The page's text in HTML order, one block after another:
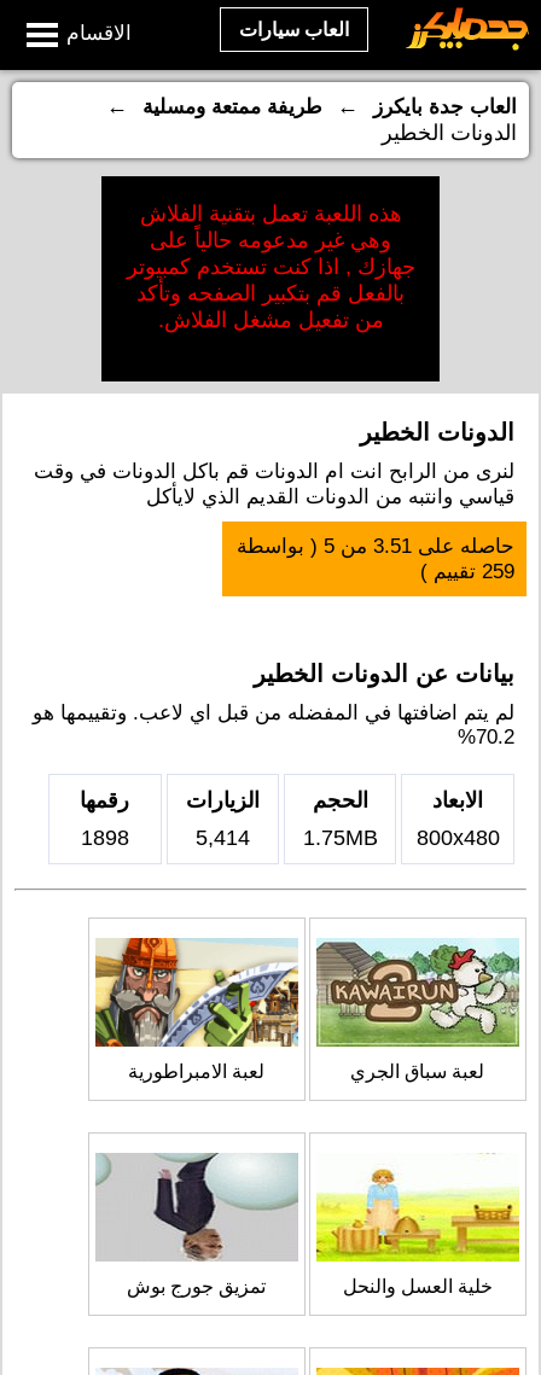
الاقسام العاب سيارات
العاب جدة بايكرز ← طريفة ممتعة ومسلية
←
الدونات الخطير
هذه اللعبة تعمل بتقنية الفلاش
وهي غير مدعومه حالياً على
جهازك , اذا كنت تستخدم كمبيوتر
بالفعل قم بتكبير الصفحه وتأكد
من تفعيل مشغل الفلاش.
الدونات الخطير
لنرى من الرابح انت ام الدونات قم باكل الدونات في وقت
قياسي وانتبه من الدونات القديم الذي لايأكل
حاصله على3.51 من5 ( بواسطة
259 تقييم )
بيانات عن الدونات الخطير
لم يتم اضافتها في المفضله من قبل اي لاعب. وتقييمها هو
70.2%
الابعاد
800x480
الحجم
1.75MB
الزيارات
5,414
رقمها
1898
لعبة سباق الجري لعبة الامبراطورية
خلية العسل والنحل تمزيق جورج بوش